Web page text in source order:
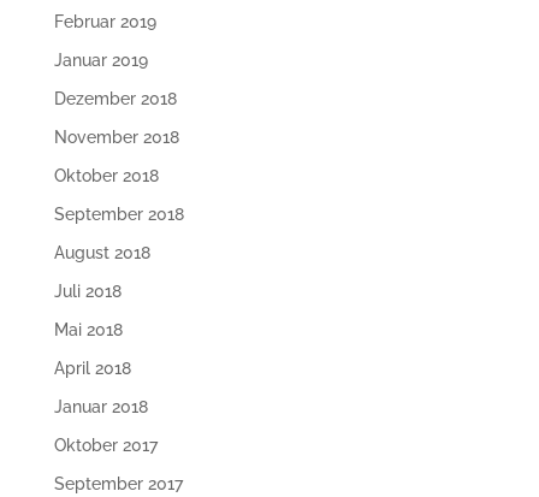
Februar 2019
Januar 2019
Dezember 2018
November 2018
Oktober 2018
September 2018
August 2018
Juli 2018
Mai 2018
April 2018
Januar 2018
Oktober 2017
September 2017